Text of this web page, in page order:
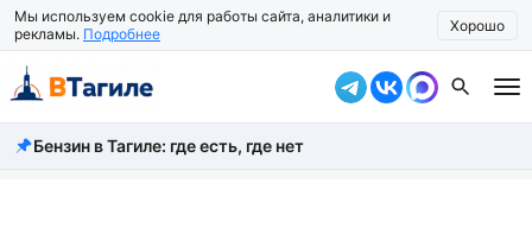
Мы используем cookie для работы сайта, аналитики и
рекламы. Подробнее Хорошо
Все новости
Бензин в Тагиле: где есть, где нет